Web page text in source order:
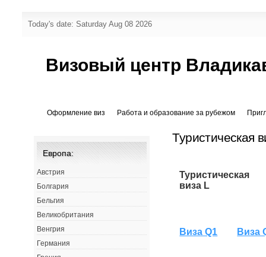
Today's date: Saturday Aug 08 2026
Визовый центр
Оформление виз Работа и образование за рубежом
Туристическая
Туристическая
виза L
Виза Q1 Виза
Европа:
Австрия
Болгария
Бельгия
Великобритания
Венгрия
Германия